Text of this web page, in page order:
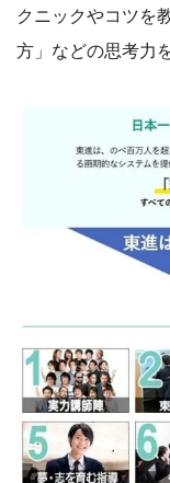
クニックやコツを
方」などの思考力